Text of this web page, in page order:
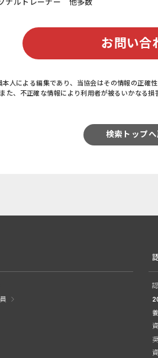
ナルトレーナー 他多数
お問い合
人による編集であり、当協会はその情報の正確
また、不正確な情報により利用者が被るいかなる損
検索トップ